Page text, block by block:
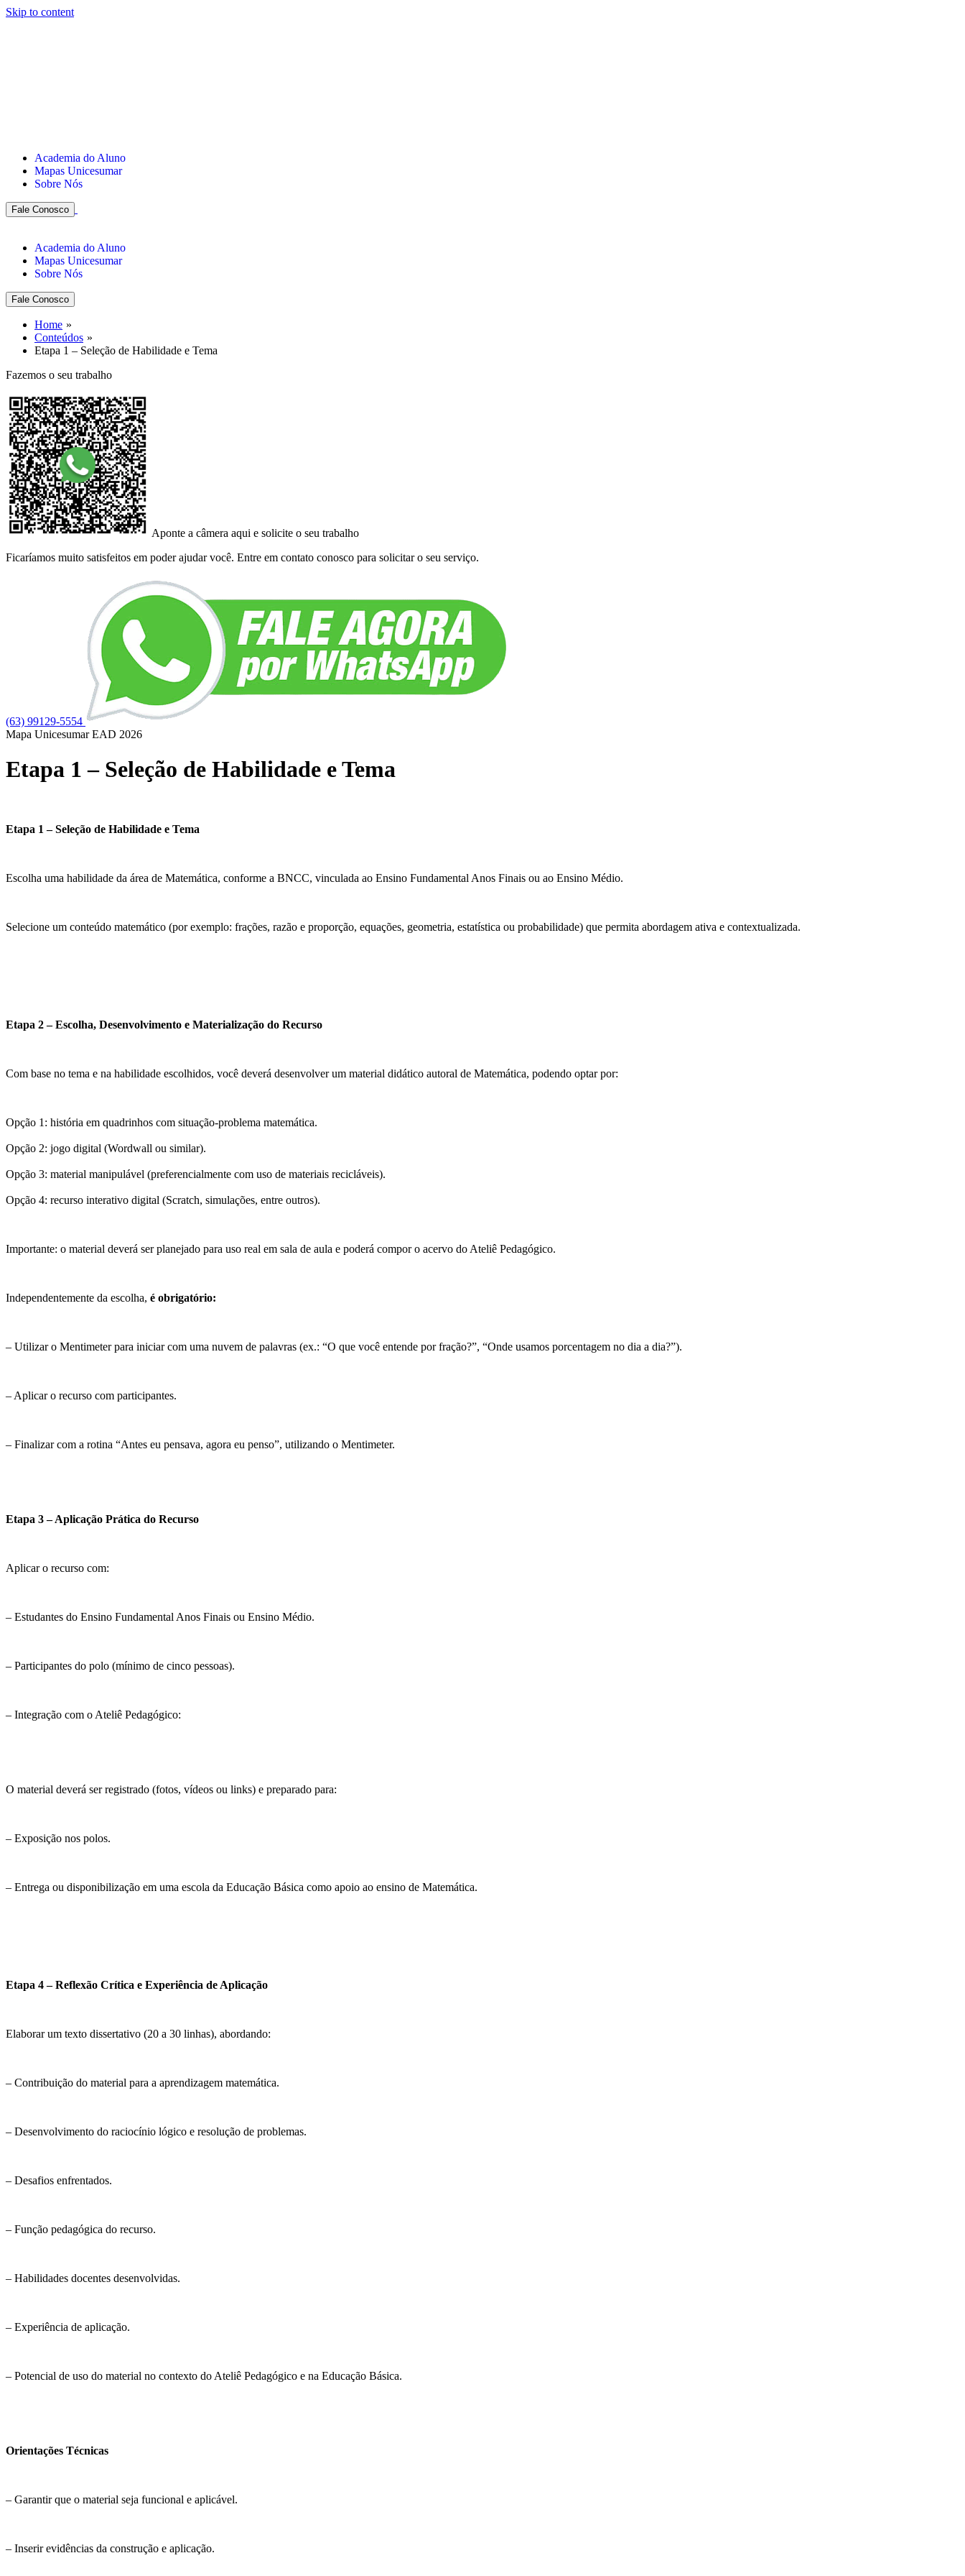
Skip to content
Academia do Aluno
Mapas Unicesumar
Sobre Nós
Fale Conosco
Academia do Aluno
Mapas Unicesumar
Sobre Nós
Fale Conosco
Home
Conteúdos
Etapa 1 – Seleção de Habilidade e Tema
Fazemos o seu trabalho
Aponte a câmera aqui e solicite o seu trabalho
Ficaríamos muito satisfeitos em poder ajudar você. Entre em contato conosco para solicitar o seu serviço.
(63) 99129-5554
Mapa Unicesumar EAD 2026
Etapa 1 – Seleção de Habilidade e Tema
Etapa 1 – Seleção de Habilidade e Tema
Escolha uma habilidade da área de Matemática, conforme a BNCC, vinculada ao Ensino Fundamental Anos Finais ou ao Ensino Médio.
Selecione um conteúdo matemático (por exemplo: frações, razão e proporção, equações, geometria, estatística ou probabilidade) que permita abordagem ativa e contextualizada.
Etapa 2 – Escolha, Desenvolvimento e Materialização do Recurso
Com base no tema e na habilidade escolhidos, você deverá desenvolver um material didático autoral de Matemática, podendo optar por:
Opção 1: história em quadrinhos com situação-problema matemática.
Opção 2: jogo digital (Wordwall ou similar).
Opção 3: material manipulável (preferencialmente com uso de materiais recicláveis).
Opção 4: recurso interativo digital (Scratch, simulações, entre outros).
Importante: o material deverá ser planejado para uso real em sala de aula e poderá compor o acervo do Ateliê Pedagógico.
Independentemente da escolha, é obrigatório:
– Utilizar o Mentimeter para iniciar com uma nuvem de palavras (ex.: “O que você entende por fração?”, “Onde usamos porcentagem no dia a dia?”).
– Aplicar o recurso com participantes.
– Finalizar com a rotina “Antes eu pensava, agora eu penso”, utilizando o Mentimeter.
Etapa 3 – Aplicação Prática do Recurso
Aplicar o recurso com:
– Estudantes do Ensino Fundamental Anos Finais ou Ensino Médio.
– Participantes do polo (mínimo de cinco pessoas).
– Integração com o Ateliê Pedagógico:
O material deverá ser registrado (fotos, vídeos ou links) e preparado para:
– Exposição nos polos.
– Entrega ou disponibilização em uma escola da Educação Básica como apoio ao ensino de Matemática.
Etapa 4 – Reflexão Crítica e Experiência de Aplicação
Elaborar um texto dissertativo (20 a 30 linhas), abordando:
– Contribuição do material para a aprendizagem matemática.
– Desenvolvimento do raciocínio lógico e resolução de problemas.
– Desafios enfrentados.
– Função pedagógica do recurso.
– Habilidades docentes desenvolvidas.
– Experiência de aplicação.
– Potencial de uso do material no contexto do Ateliê Pedagógico e na Educação Básica.
Orientações Técnicas
– Garantir que o material seja funcional e aplicável.
– Inserir evidências da construção e aplicação.